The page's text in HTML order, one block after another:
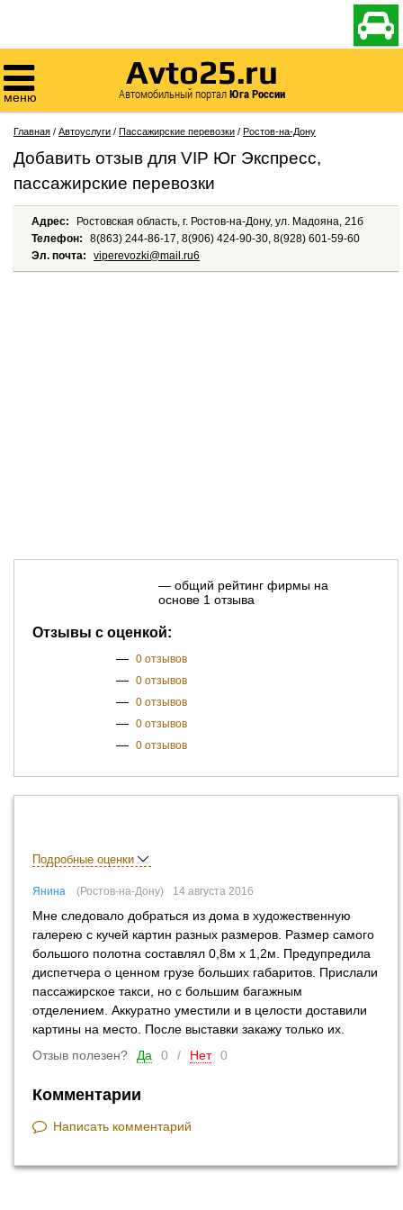


меню
Avto25.ru
Автомобильный порталЮга России
Главная / Автоуслуги / Пассажирские перевозки / Ростов-на-Дону
Добавить отзыв для VIP Юг Экспресс,
пассажирские перевозки
Адрес:
Ростовская область, г. Ростов-на-Дону, ул. Мадояна, 21б
Телефон:
8(863) 244-86-17, 8(906) 424-90-30, 8(928) 601-59-60
Эл. почта:
viperevozki@mail.ru6
— общий рейтинг фирмы на
основе 1 отзыва
Отзывы с оценкой:
— 0 отзывов
— 0 отзывов
— 0 отзывов
— 0 отзывов
— 0 отзывов
Подробные оценки
Янина Ростов-на-Дону 14 августа 2016
Мне следовало добраться из дома в художественную
галерею с кучей картин разных размеров. Размер самого
большого полотна составлял 0,8м х 1,2м. Предупредила
диспетчера о ценном грузе больших габаритов. Прислали
пассажирское такси, но с большим багажным
отделением. Аккуратно уместили и в целости доставили
картины на место. После выставки закажу только их.
Отзыв полезен?
Да 0 / Нет 0
Комментарии
Написать комментарий